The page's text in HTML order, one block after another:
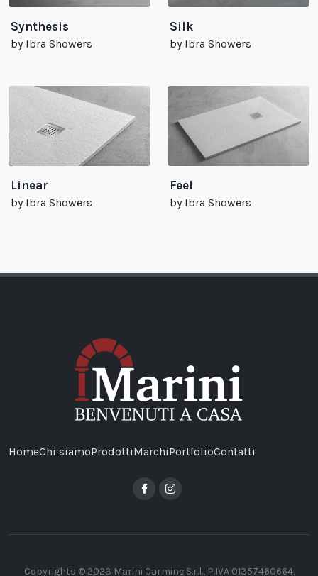
Synthesis
by Ibra Showers
Silk
by Ibra Showers
Linear
by Ibra Showers
Feel
by Ibra Showers
HomeChi siamoProdottiMarchiPortfolioContatti
Copyrights © 2023 Marini Carmine S.r.l., P.IVA 01357460664.